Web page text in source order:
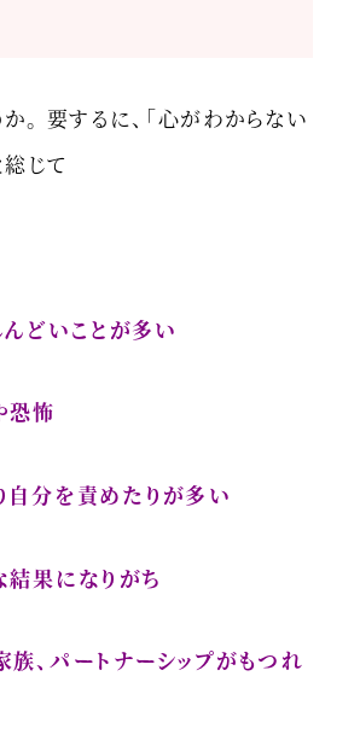
。 要するに、「心がわからない
総じて
んどいことが多い
恐怖
自分を責めたりが多い
結果になりがち
族、パートナーシップがもつれ